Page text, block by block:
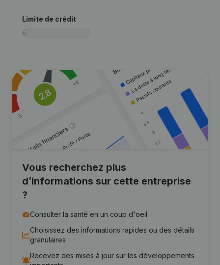
Limite de crédit
Vous recherchez plus
d’informations sur cette entreprise
?
Consulter la santé en un coup d'oeil
Choisissez des informations rapides ou des détails
granulaires
Recevez des mises à jour sur les développements